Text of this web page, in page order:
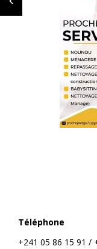
Téléphone
+241 05 86 15 91 /